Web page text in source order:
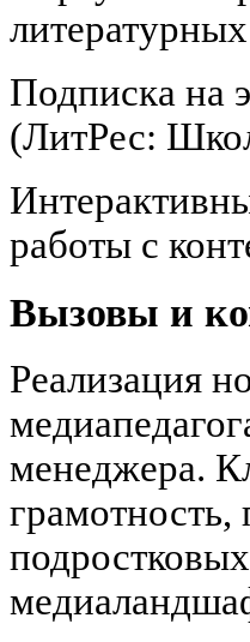
Подписка на
(ЛитРес:
работы с
Вызовы и
Реализация
менеджера.